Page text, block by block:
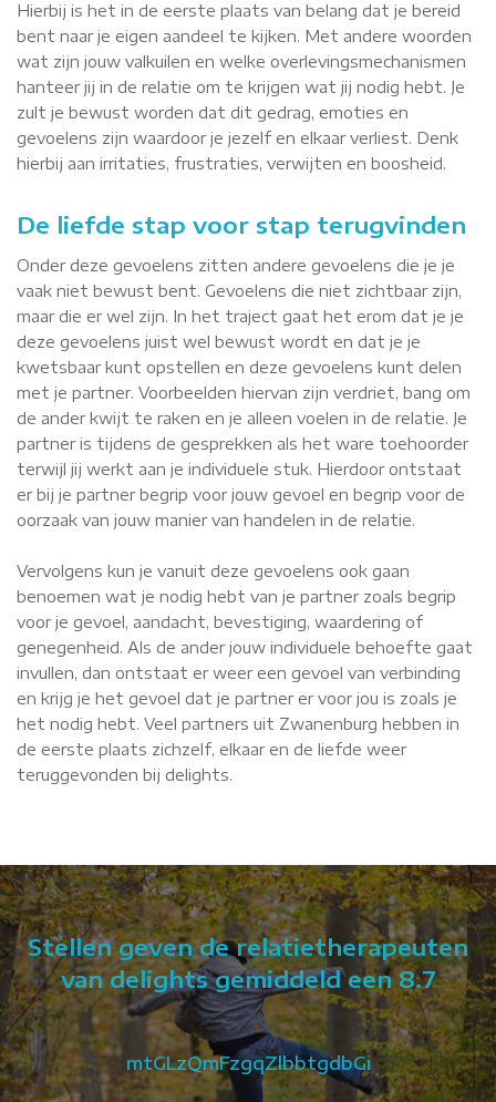
Hierbij is het in de eerste plaats van belang dat je bereid
bent naar je eigen aandeel te kijken. Met andere woorden
wat zijn jouw valkuilen en welke overlevingsmechanismen
hanteer jij in de relatie om te krijgen wat jij nodig hebt. Je
zult je bewust worden dat dit gedrag, emoties en
gevoelens zijn waardoor je jezelf en elkaar verliest. Denk
hierbij aan irritaties, frustraties, verwijten en boosheid.
De liefde stap voor stap terugvinden
Onder deze gevoelens zitten andere gevoelens die je je
vaak niet bewust bent. Gevoelens die niet zichtbaar zijn,
maar die er wel zijn. In het traject gaat het erom dat je je
deze gevoelens juist wel bewust wordt en dat je je
kwetsbaar kunt opstellen en deze gevoelens kunt delen
met je partner. Voorbeelden hiervan zijn verdriet, bang om
de ander kwijt te raken en je alleen voelen in de relatie. Je
partner is tijdens de gesprekken als het ware toehoorder
terwijl jij werkt aan je individuele stuk. Hierdoor ontstaat
er bij je partner begrip voor jouw gevoel en begrip voor de
oorzaak van jouw manier van handelen in de relatie.
Vervolgens kun je vanuit deze gevoelens ook gaan
benoemen wat je nodig hebt van je partner zoals begrip
voor je gevoel, aandacht, bevestiging, waardering of
genegenheid. Als de ander jouw individuele behoefte gaat
invullen, dan ontstaat er weer een gevoel van verbinding
en krijg je het gevoel dat je partner er voor jou is zoals je
het nodig hebt. Veel partners uit Zwanenburg hebben in
de eerste plaats zichzelf, elkaar en de liefde weer
teruggevonden bij delights.
Stellen geven de relatietherapeuten
van delights gemiddeld een 8.7
mtGLzQmFzgqZlbbtgdbGi